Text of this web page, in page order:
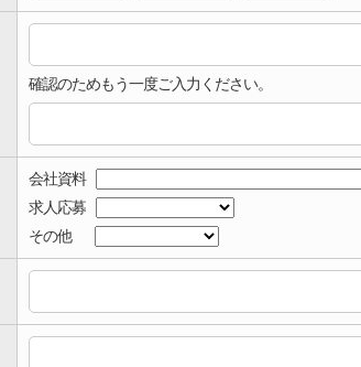
確認のためもう一度ご入力ください。
会社資料
求人応募
その他